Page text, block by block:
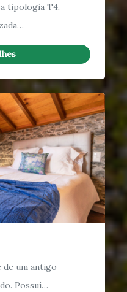
tipologia T4,
um antigo
Possui…